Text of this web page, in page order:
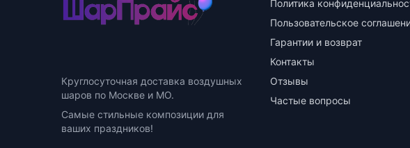
Круглосуточная доставка воздушных
шаров по Москве и МО.
Самые стильные композиции для
ваших праздников!
Политика
Пользовательское
Гарантии и возврат
Контакты
Отзывы
Частые вопросы